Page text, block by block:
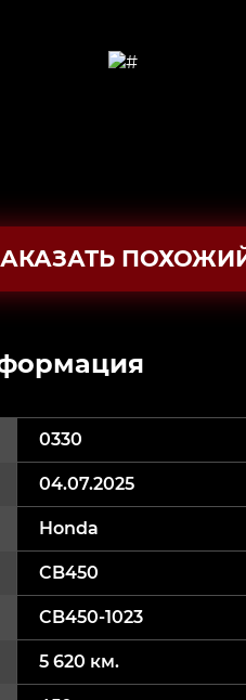
0330
04.07.2025
Honda
CB450
CB450-1023
5 620 км.